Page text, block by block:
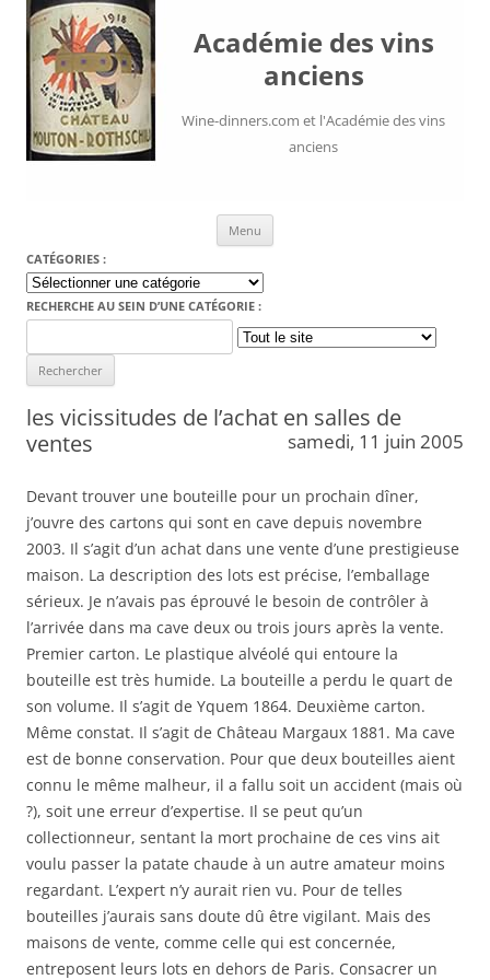
Académie des vins
anciens
Wine-dinners.com et l'Académie des vins
anciens
Menu
CATÉGORIES :
Catégories
:
RECHERCHE AU SEIN D’UNE CATÉGORIE :
for:
les vicissitudes de l’achat en salles de
ventes
samedi, 11 juin 2005
Devant trouver une bouteille pour un prochain dîner,
j’ouvre des cartons qui sont en cave depuis novembre
2003. Il s’agit d’un achat dans une vente d’une prestigieuse
maison. La description des lots est précise, l’emballage
sérieux. Je n’avais pas éprouvé le besoin de contrôler à
l’arrivée dans ma cave deux ou trois jours après la vente.
Premier carton. Le plastique alvéolé qui entoure la
bouteille est très humide. La bouteille a perdu le quart de
son volume. Il s’agit de Yquem 1864. Deuxième carton.
Même constat. Il s’agit de Château Margaux 1881. Ma cave
est de bonne conservation. Pour que deux bouteilles aient
connu le même malheur, il a fallu soit un accident (mais où
?), soit une erreur d’expertise. Il se peut qu’un
collectionneur, sentant la mort prochaine de ces vins ait
voulu passer la patate chaude à un autre amateur moins
regardant. L’expert n’y aurait rien vu. Pour de telles
bouteilles j’aurais sans doute dû être vigilant. Mais des
maisons de vente, comme celle qui est concernée,
entreposent leurs lots en dehors de Paris. Consacrer un